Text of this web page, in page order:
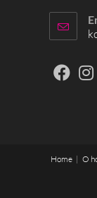
Home O